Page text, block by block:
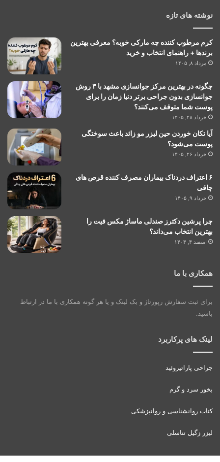
نوشته های تازه
کرم مرطوب کننده چه مارکی خوبه؟ معرفی بهترین
برندها + راهنمای انتخاب و خرید
مرداد ۸, ۱۴۰۵
چگونه در بهترین مرکز جوانسازی مشهد با ۳ روش
جوانسازی بدون جراحی برتر دنیا زمان را برای
پوست شما متوقف می‌کنند؟
خرداد ۲۸, ۱۴۰۵
آیا تکان خوردن حین لیزر مو زائد باعث سوختگی
پوست می‌شود؟
خرداد ۲۶, ۱۴۰۵
۶ اعتراف دردناک بیماران مصرف کننده قرص های
چاقی
خرداد ۹, ۱۴۰۵
چرا پرشین دکترز صندلی ماساژ مکس فیت را
بهترین انتخاب می‌داند؟
اسفند ۴, ۱۴۰۴
همکاری با ما
برای ثبت سفارش رپورتاژ و بک لینک و یا هر گونه همکاری با ما در ارتباط
باشید.
لینک های پرکاربرد
جراحی پاراتیروئید
بخور سرد و گرم
کتاب روانشناسی و روانپزشکی
لیزر زگیل تناسلی